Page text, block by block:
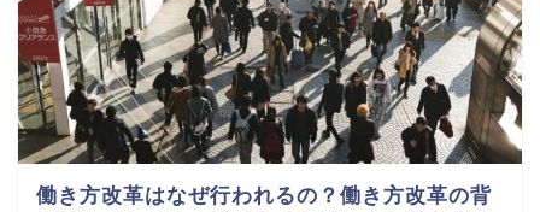
働き方改革はなぜ行われるの？働き方改革の背